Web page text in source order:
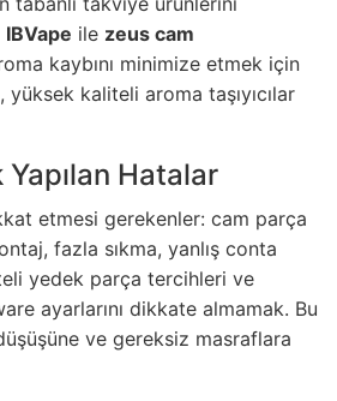
IBVape ile zeus cam
kaybını minimize etmek için
kaliteli aroma taşıyıcılar
Yapılan Hatalar
etmesi gerekenler: cam parça
fazla sıkma, yanlış conta
yedek parça tercihleri ve
ayarlarını dikkate almamak. Bu
ve gereksiz masraflara